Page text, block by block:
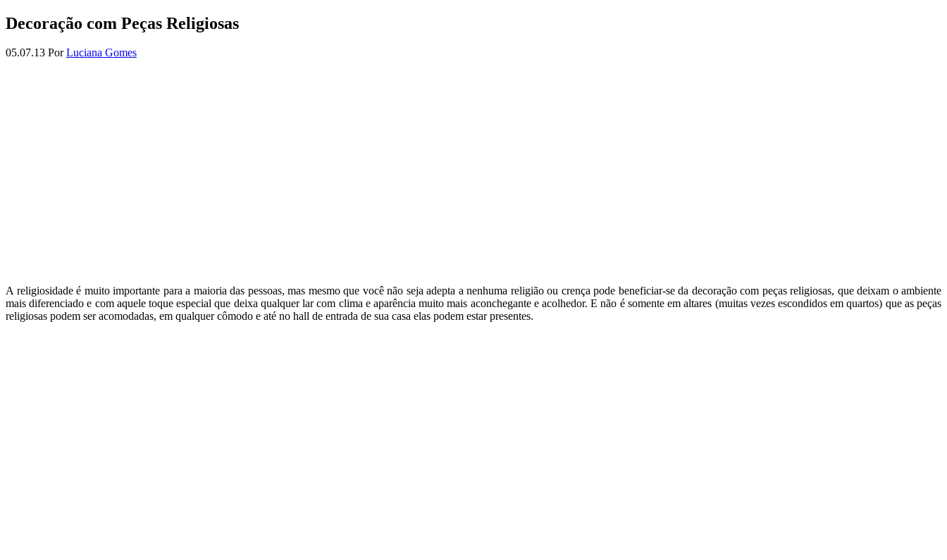
Decoração com Peças Religiosas
05.07.13 PorLuciana Gomes
A religiosidade é muito importante para a maioria das pessoas, mas mesmo que você não seja adepta a nenhuma religião ou crença pode beneficiar-se da decoração com peças religiosas, que deixam o ambiente
mais diferenciado e com aquele toque especial que deixa qualquer lar com clima e aparência muito mais aconchegante e acolhedor. E não é somente em altares (muitas vezes escondidos em quartos) que as peças
religiosas podem ser acomodadas, em qualquer cômodo e até no hall de entrada de sua casa elas podem estar presentes.